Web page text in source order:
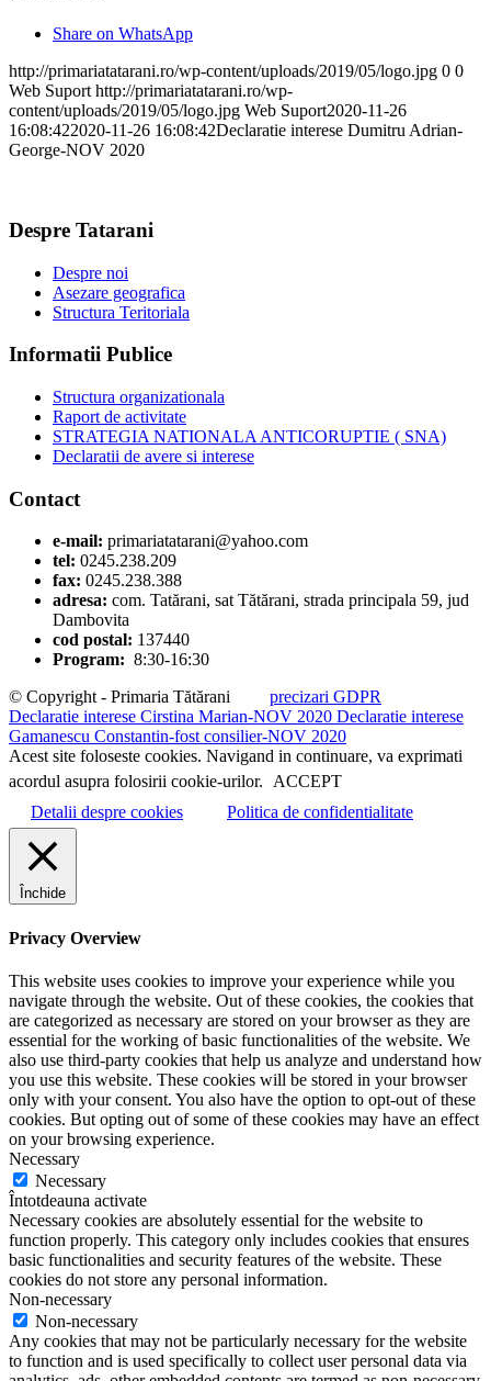
Share on WhatsApp
http://primariatatarani.ro/wp-content/uploads/2019/05/logo.jpg 0 0
Web Suport http://primariatatarani.ro/wp-
content/uploads/2019/05/logo.jpg Web Suport2020-11-26
16:08:422020-11-26 16:08:42Declaratie interese Dumitru Adrian-
George-NOV 2020
Despre Tatarani
Despre noi
Asezare geografica
Structura Teritoriala
Informatii Publice
Structura organizationala
Raport de activitate
STRATEGIA NATIONALA ANTICORUPTIE ( SNA)
Declaratii de avere si interese
Contact
e-mail: primariatatarani@yahoo.com
tel: 0245.238.209
fax: 0245.238.388
adresa: com. Tatărani, sat Tătărani, strada principala 59, jud
Dambovita
cod postal: 137440
Program: 8:30-16:30
© Copyright - Primaria Tătărani precizari GDPR
Declaratie interese Cirstina Marian-NOV 2020 Declaratie interese
Gamanescu Constantin-fost consilier-NOV 2020
Acest site foloseste cookies. Navigand in continuare, va exprimati
acordul asupra folosirii cookie-urilor. ACCEPT
Detalii despre cookies
Politica de confidentialitate
Închide
Privacy Overview
This website uses cookies to improve your experience while you
navigate through the website. Out of these cookies, the cookies that
are categorized as necessary are stored on your browser as they are
essential for the working of basic functionalities of the website. We
also use third-party cookies that help us analyze and understand how
you use this website. These cookies will be stored in your browser
only with your consent. You also have the option to opt-out of these
cookies. But opting out of some of these cookies may have an effect
on your browsing experience.
Necessary
Necessary
Întotdeauna activate
Necessary cookies are absolutely essential for the website to
function properly. This category only includes cookies that ensures
basic functionalities and security features of the website. These
cookies do not store any personal information.
Non-necessary
Non-necessary
Any cookies that may not be particularly necessary for the website
to function and is used specifically to collect user personal data via